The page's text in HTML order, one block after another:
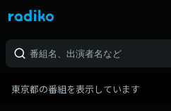
東京都の番組を表示しています